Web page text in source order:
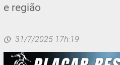
e região
31/7/2025 17h:19